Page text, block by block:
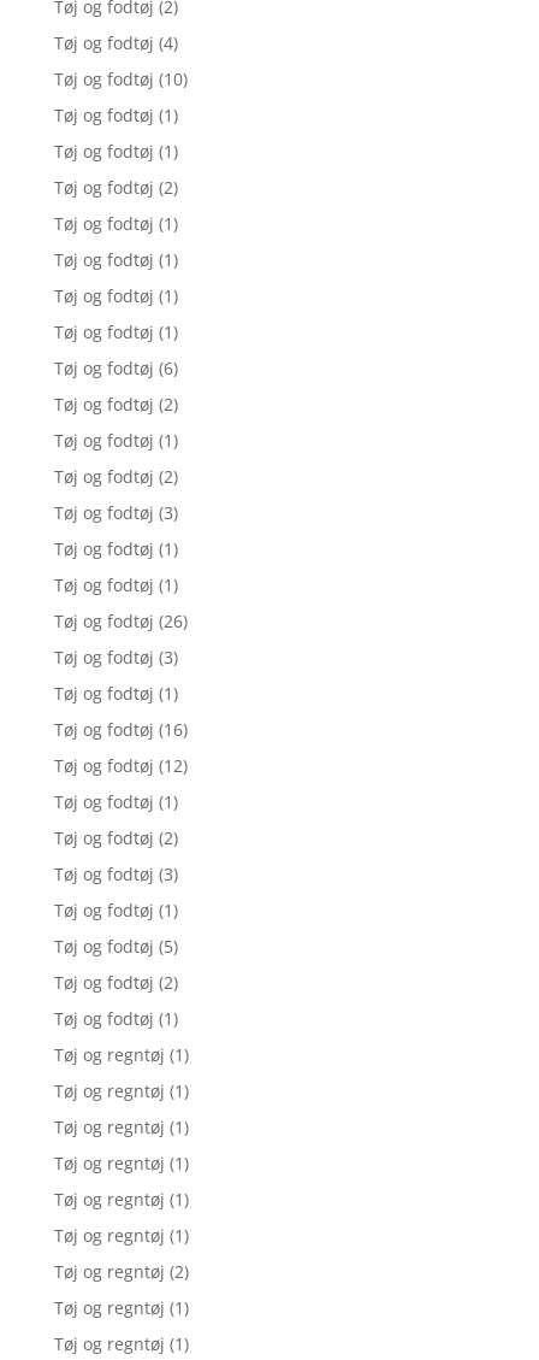
Tøj og fodtøj (2)
Tøj og fodtøj (4)
Tøj og fodtøj (10)
Tøj og fodtøj (1)
Tøj og fodtøj (1)
Tøj og fodtøj (2)
Tøj og fodtøj (1)
Tøj og fodtøj (1)
Tøj og fodtøj (1)
Tøj og fodtøj (1)
Tøj og fodtøj (6)
Tøj og fodtøj (2)
Tøj og fodtøj (1)
Tøj og fodtøj (2)
Tøj og fodtøj (3)
Tøj og fodtøj (1)
Tøj og fodtøj (1)
Tøj og fodtøj (26)
Tøj og fodtøj (3)
Tøj og fodtøj (1)
Tøj og fodtøj (16)
Tøj og fodtøj (12)
Tøj og fodtøj (1)
Tøj og fodtøj (2)
Tøj og fodtøj (3)
Tøj og fodtøj (1)
Tøj og fodtøj (5)
Tøj og fodtøj (2)
Tøj og fodtøj (1)
Tøj og regntøj (1)
Tøj og regntøj (1)
Tøj og regntøj (1)
Tøj og regntøj (1)
Tøj og regntøj (1)
Tøj og regntøj (1)
Tøj og regntøj (2)
Tøj og regntøj (1)
Tøj og regntøj (1)